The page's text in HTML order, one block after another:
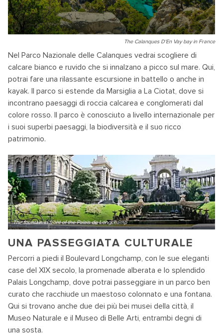
The Calanques D'En Vay bay in France
Nel Parco Nazionale delle Calanques vedrai scogliere di
calcare bianco e ruvido che si innalzano a picco sul mare. Qui,
potrai fare una rilassante escursione in battello o anche in
kayak. Il parco si estende da Marsiglia a La Ciotat, dove si
incontrano paesaggi di roccia calcarea e conglomerati dal
colore rosso. Il parco è conosciuto a livello internazionale per
i suoi superbi paesaggi, la biodiversità e il suo ricco
patrimonio.
The fountain in front of the Palais de Longchamp
UNA PASSEGGIATA CULTURALE
Percorri a piedi il Boulevard Longchamp, con le sue eleganti
case del XIX secolo, la promenade alberata e lo splendido
Palais Longchamp, dove potrai passeggiare in un parco ben
curato che racchiude un maestoso colonnato e una fontana.
Qui si trovano anche due dei più bei musei della città, il
Museo Naturale e il Museo di Belle Arti, entrambi degni di
una sosta.